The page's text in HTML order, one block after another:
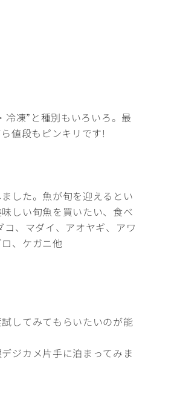
冷凍”と種別もいろいろ。最
値段もピンキリです!
した。魚が旬を迎えるとい
しい旬魚を買いたい、食べ
、マダイ、アオヤギ、アワ
、ケガニ他
してみてもらいたいのが能
ジカメ片手に泊まってみま